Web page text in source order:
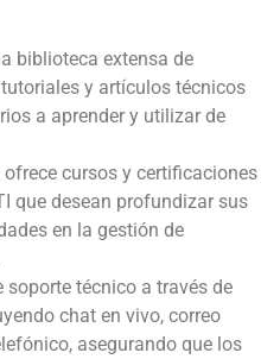
biblioteca extensa de
y artículos técnicos
a aprender y utilizar de
ofrece cursos y certificaciones
que desean profundizar sus
en la gestión de
soporte técnico a través de
chat en vivo, correo
asegurando que los